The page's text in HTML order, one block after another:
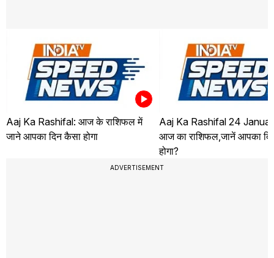
Aaj Ka Rashifal: आज के राशिफल में
जाने आपका दिन कैसा होगा
Aaj Ka Rashifal 24
आज का राशिफल,जानें आपका
होगा?
ADVERTISEMENT